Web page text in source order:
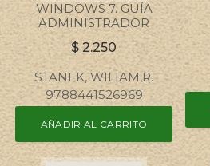
WINDOWS 7. GUÍA
ADMINISTRADOR
$ 2.250
STANEK, WILIAM,R.
9788441526969
AÑADIR AL CARRITO